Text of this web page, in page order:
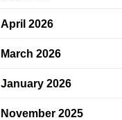
April 2026
March 2026
January 2026
November 2025